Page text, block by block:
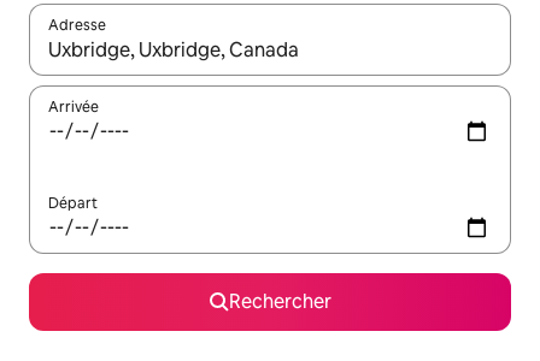
Adresse
Lorsque les résultats s'affichent, utilisez les flèches vers le
Arrivée
Départ
Rechercher